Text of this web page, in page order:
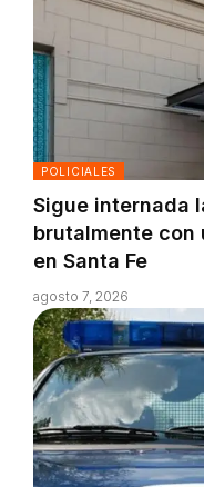
POLICIALES
Sigue internada
brutalmente con
en Santa Fe
agosto 7, 2026